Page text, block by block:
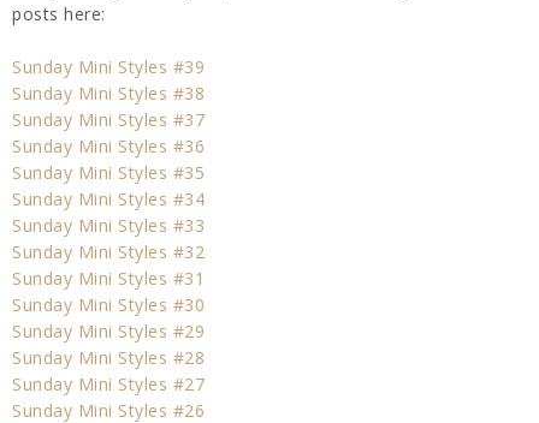
posts here:
Sunday Mini Styles #39
Sunday Mini Styles #38
Sunday Mini Styles #37
Sunday Mini Styles #36
Sunday Mini Styles #35
Sunday Mini Styles #34
Sunday Mini Styles #33
Sunday Mini Styles #32
Sunday Mini Styles #31
Sunday Mini Styles #30
Sunday Mini Styles #29
Sunday Mini Styles #28
Sunday Mini Styles #27
Sunday Mini Styles #26